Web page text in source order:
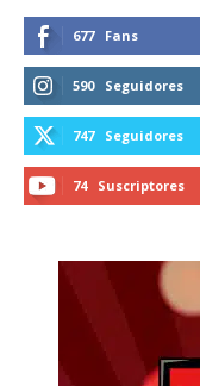
677 Fans
590 Seguidores
747 Seguidores
74 Suscriptores